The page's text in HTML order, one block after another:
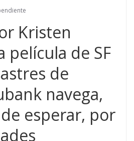
Kristen
película de SF
de
navega,
esperar, por